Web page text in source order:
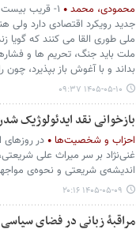
محمودی، محمد
۱- قریب
جدید رویکرد اقتصادی دارد ولی
ملی طوری القا می کنند که
ملت باید جنگ، تحریم ها و
بداند و با آغوش باز بپذیرد،
۱۴۰۵-۰۵-۱۰ ۰۹:۳۷
بازخوانی نقد ایدئولوژیک
احزاب و شخصیت‌ها
در
غنی‌نژاد بر سر میراث علی
اندیشه‌ی شریعتی و نحوه‌ی
۱۴۰۵-۰۵-۰۹ ۲۰:۱۶
مراقبۀ زبانی در فضای سیاسی